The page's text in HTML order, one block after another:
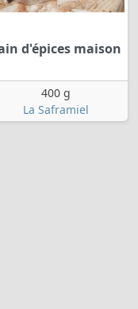
d'épices maison
400 g
La Saframiel